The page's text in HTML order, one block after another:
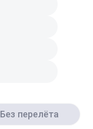
Без перелёта